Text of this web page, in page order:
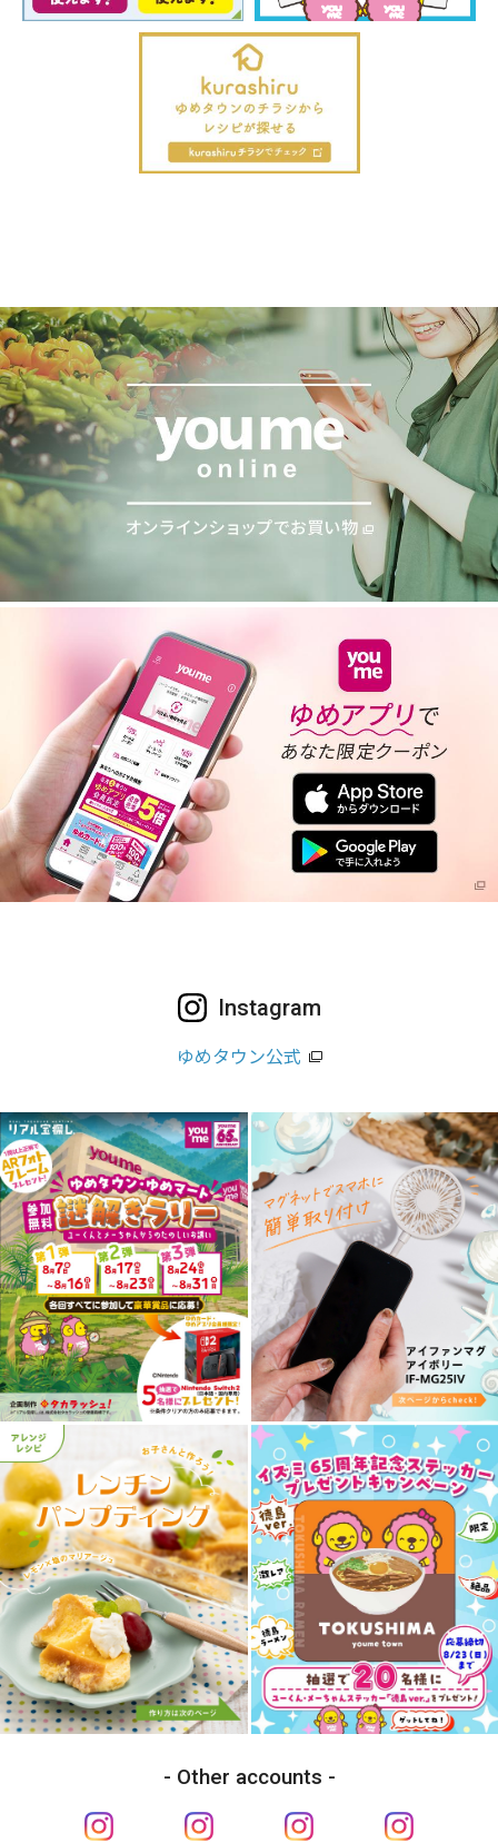
Instagram
ゆめタウン公式
Other accounts